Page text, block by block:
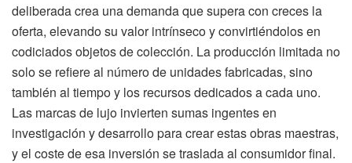
deliberada crea una demanda que supera con creces la
oferta, elevando su valor intrínseco y convirtiéndolos en
codiciados objetos de colección. La producción limitada no
solo se refiere al número de unidades fabricadas, sino
también al tiempo y los recursos dedicados a cada uno.
Las marcas de lujo invierten sumas ingentes en
investigación y desarrollo para crear estas obras maestras,
y el coste de esa inversión se traslada al consumidor final.